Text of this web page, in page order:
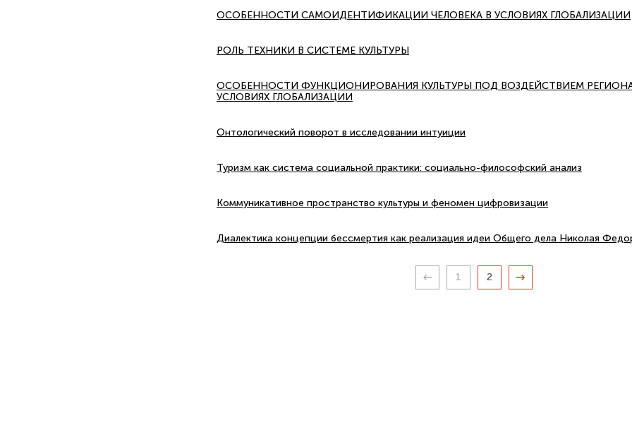
ОСОБЕННОСТИ САМОИДЕНТИФИКАЦИИ ЧЕЛОВЕКА В УСЛОВИЯХ ГЛОБАЛИЗАЦИИ
РОЛЬ ТЕХНИКИ В СИСТЕМЕ КУЛЬТУРЫ
ОСОБЕННОСТИ ФУНКЦИОНИРОВАНИЯ КУЛЬТУРЫ ПОД ВОЗДЕЙСТВИЕМ
УСЛОВИЯХ ГЛОБАЛИЗАЦИИ
Онтологический поворот в исследовании интуиции
Туризм как система социальной практики: социально-философский анализ
Коммуникативное пространство культуры и феномен цифровизации
Диалектика концепции бессмертия как реализация идеи Общего дела Николая
1 2